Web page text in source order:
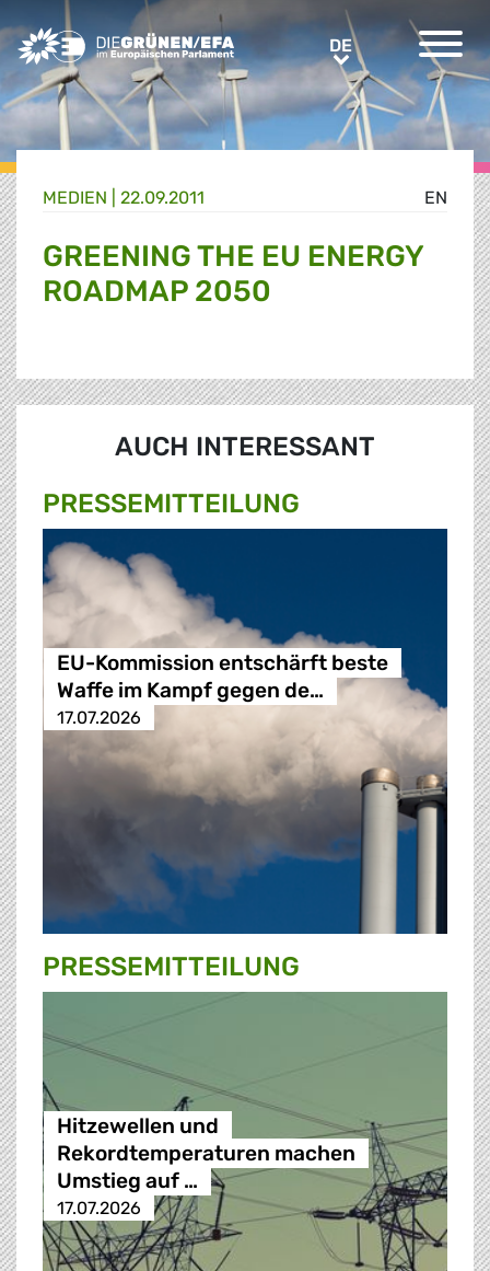
Greens/EFA Home DEDE
EN
MEDIEN 22.09.2011
GREENING THE EU ENERGY
ROADMAP 2050
AUCH INTERESSANT
PRESSE­MITTEILUNG
EU-Kommission entschärft beste
Waffe im Kampf gegen de…
17.07.2026
PRESSE­MITTEILUNG
Hitzewellen und
Rekordtemperaturen machen
Umstieg auf …
17.07.2026